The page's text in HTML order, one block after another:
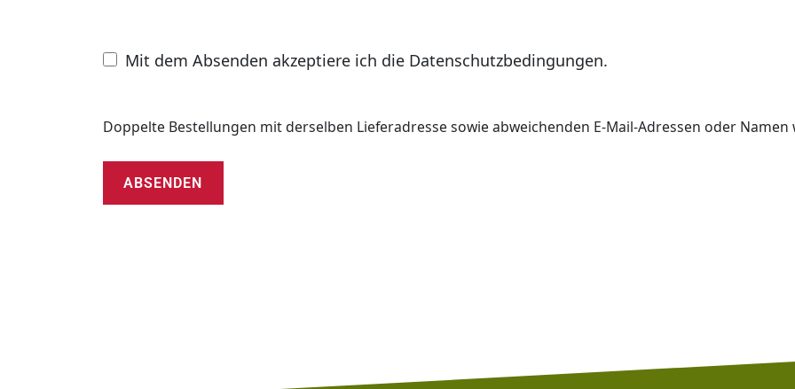
Mit dem Absenden akzeptiere ich die Datenschutzbedingungen.
Doppelte Bestellungen mit derselben Lieferadresse sowie abweichenden E-Mail-Adressen oder